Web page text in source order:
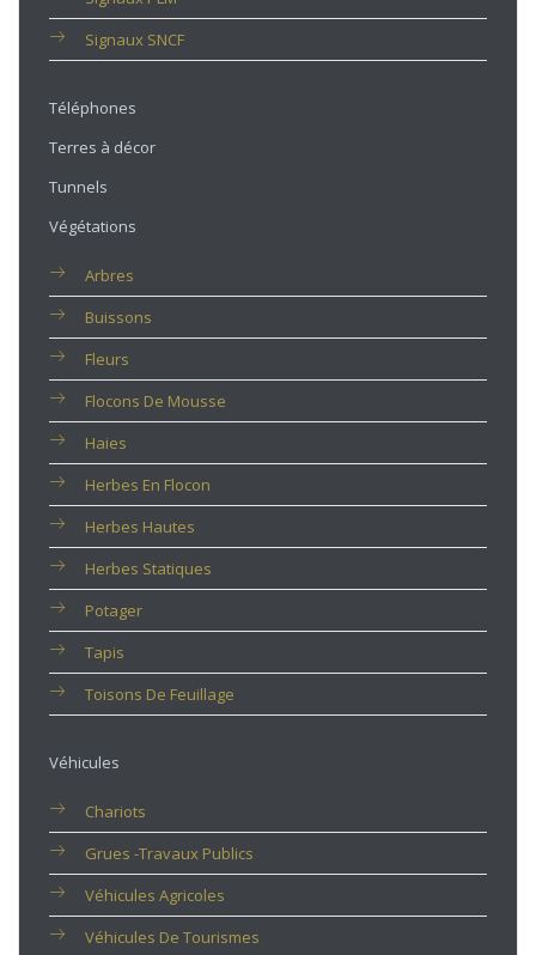
Signaux SNCF
Téléphones
Terres à décor
Tunnels
Végétations
Arbres
Buissons
Fleurs
Flocons De Mousse
Haies
Herbes En Flocon
Herbes Hautes
Herbes Statiques
Potager
Tapis
Toisons De Feuillage
Véhicules
Chariots
Grues -travaux Publics
Véhicules Agricoles
Véhicules De Tourismes